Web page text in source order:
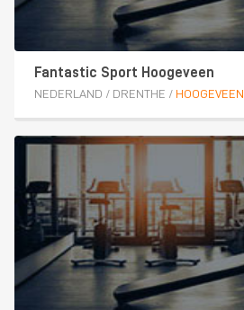
Fantastic Sport Hoogeveen
NEDERLAND / DRENTHE / HOOGEVEEN